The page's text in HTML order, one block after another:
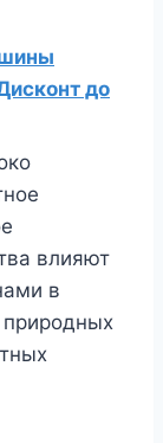
до
влияют
в
природных